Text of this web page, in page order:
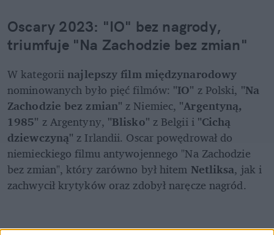
Oscary 2023: "IO" bez nagrody,
triumfuje "Na Zachodzie bez zmian"
W kategorii najlepszy film międzynarodowy
nominowanych było pięć filmów: "IO" z Polski, "Na
Zachodzie bez zmian" z Niemiec, "Argentyną,
1985" z Argentyny, "Blisko" z Belgii i "Cichą
dziewczyną" z Irlandii. Oscar powędrował do
niemieckiego filmu antywojennego "Na Zachodzie
bez zmian", który zarówno był hitem Netliksa, jak i
zachwycił krytyków oraz zdobył naręcze nagród.